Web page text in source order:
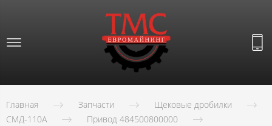
Главная Запчасти
Щековые дробилки
СМД-110А
Привод 484500800000